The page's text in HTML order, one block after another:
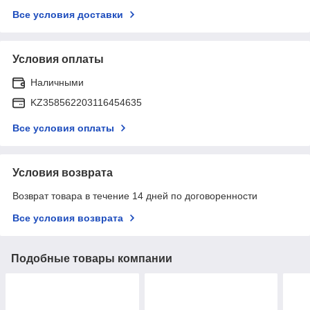
Все условия доставки
Условия оплаты
Наличными
KZ358562203116454635
Все условия оплаты
Условия возврата
Возврат товара в течение 14 дней по договоренности
Все условия возврата
Подобные товары компании